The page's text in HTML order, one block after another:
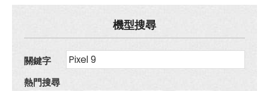
機型搜尋
關鍵字
熱門搜尋